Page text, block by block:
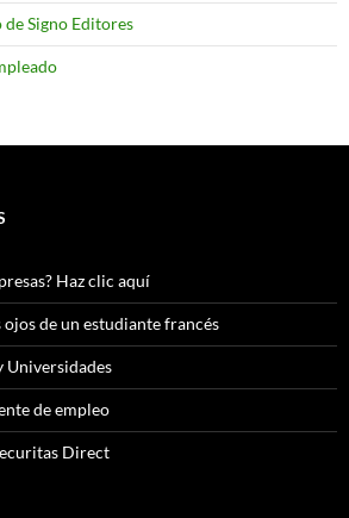
de Signo Editores
Haz clic aquí
ojos de un estudiante francés
Universidades
de empleo
Direct